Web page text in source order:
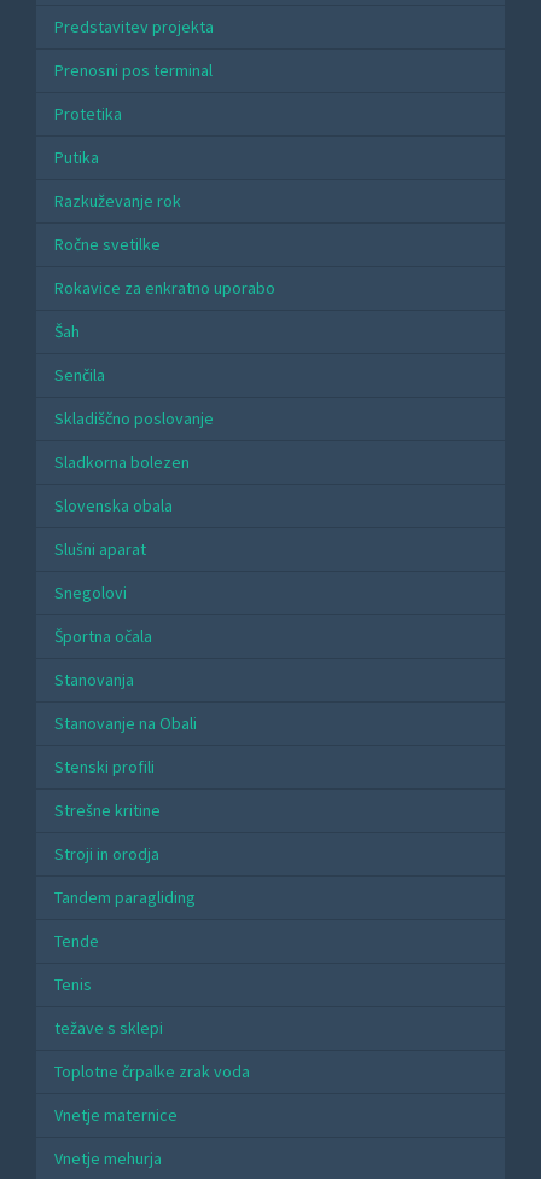
Predstavitev projekta
Prenosni pos terminal
Protetika
Putika
Razkuževanje rok
Ročne svetilke
Rokavice za enkratno uporabo
Šah
Senčila
Skladiščno poslovanje
Sladkorna bolezen
Slovenska obala
Slušni aparat
Snegolovi
Športna očala
Stanovanja
Stanovanje na Obali
Stenski profili
Strešne kritine
Stroji in orodja
Tandem paragliding
Tende
Tenis
težave s sklepi
Toplotne črpalke zrak voda
Vnetje maternice
Vnetje mehurja